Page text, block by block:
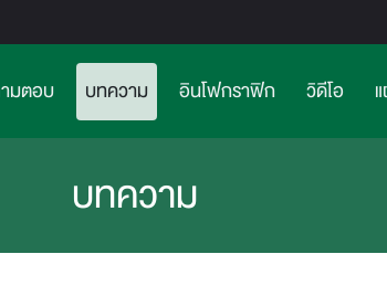
มตอบ บทความ(current)>
อินโฟกราฟิก วิดีโอ
บทความ